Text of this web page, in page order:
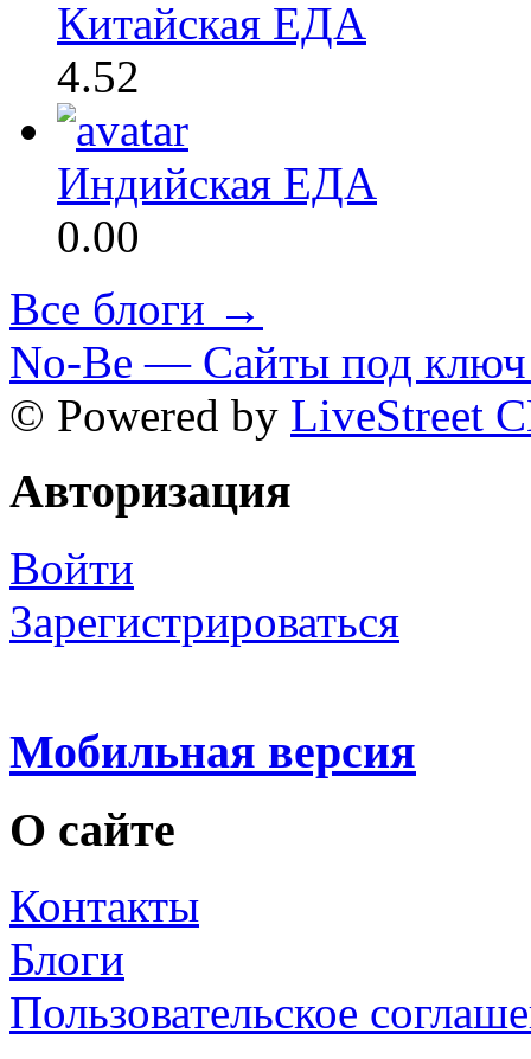
Китайская ЕДА
4.52
Индийская ЕДА
0.00
Все блоги →
No-Be — Сайты под ключ
© Powered by LiveStreet
Авторизация
Войти
Зарегистрироваться
Мобильная версия
О сайте
Контакты
Блоги
Пользовательское